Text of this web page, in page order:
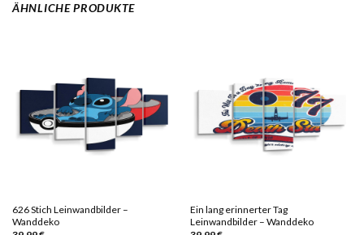
ÄHNLICHE PRODUKTE
626 Stich Leinwandbilder –
Wanddeko
Ein lang erinnerter Tag
Leinwandbilder – Wanddeko